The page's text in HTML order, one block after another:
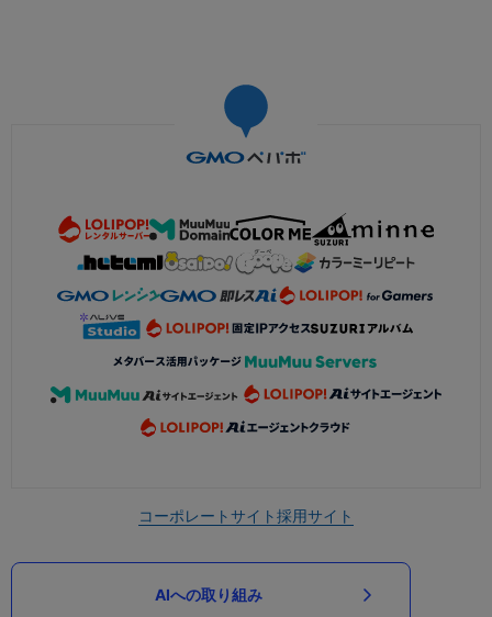
コーポレートサイト採用サイト
AIへの取り組み